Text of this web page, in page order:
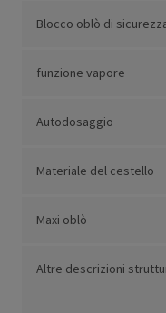
Blocco oblò di
funzione vapore
Autodosaggio
Materiale del cestello
Maxi oblò
Altre descrizioni